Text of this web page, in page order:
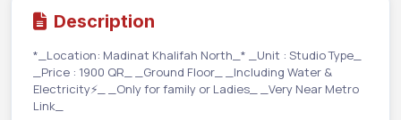
Description
*_Location: Madinat Khalifah North_* _Unit : Studio Type_
_Price : 1900 QR_ _Ground Floor_ _Including Water &
Electricity⚡️_ _Only for family or Ladies_ _Very Near Metro
Link_